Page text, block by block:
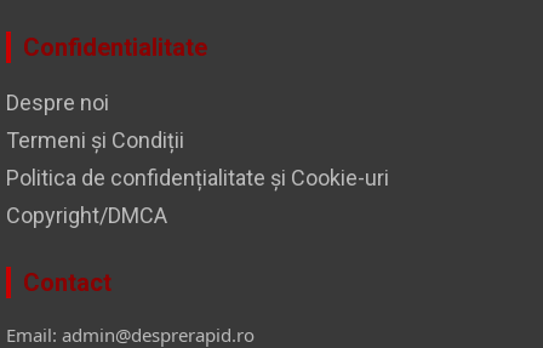
Confidentialitate
Despre noi
Termeni și Condiții
Politica de confidențialitate și Cookie-uri
Copyright/DMCA
Contact
Email: admin@desprerapid.ro